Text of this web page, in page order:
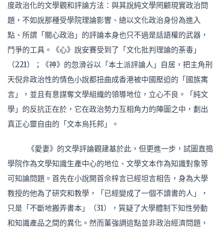
度政治化的文學觀和評論方法：與其說純文學罔顧現實政治問
題，不如說那種受學院理論影響、總以文化政治身份為進入
點、所謂「關心政治」的評論本身也只不過是話語權的武器，
鬥爭的工具。《心》說安賽受到了「文化批判理論的荼毒」
（221）；《神》的忽滑谷以「本土派評論人」自居，把主角刑
天倪非政治性的情色小說都扭曲成香港被中國壓迫的「國族寓
言」，並且有意謀奪文學組織的領導地位，立心不良。「純文
學」的反抗正在於，它在政治勢力互相角力的陣圖之中，劃出
真正心靈自由的「文本烏托邦」。
《愛妻》的文學評論觀建基於此，但更進一步，試圖直搗
學院作為文學知識生產中心的地位、文學文本作為知識對象等
可知論問題。首先在小說開首佘梓言已經坦言相告，身為大學
教授的他為了研究和教學，「已經變成了一個不讀書的人」，
只是「不斷地搬弄書本」（31），質疑了大學體制下知性勞動
和知識產品之間的異化。然而董強調這點並非政治經濟問題，